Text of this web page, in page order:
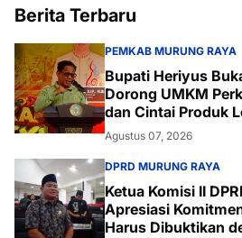
Berita Terbaru
PEMKAB MURUNG RAYA
Bupati Heriyus
Dorong UMKM
dan Cintai Produk
Agustus 07, 2026
DPRD MURUNG RAYA
Ketua Komisi II
Apresiasi
Harus Dibuktikan